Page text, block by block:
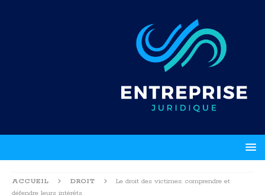
ACCUEIL DROIT
Le droit des victimes: comprendre et
défendre leurs intérêts